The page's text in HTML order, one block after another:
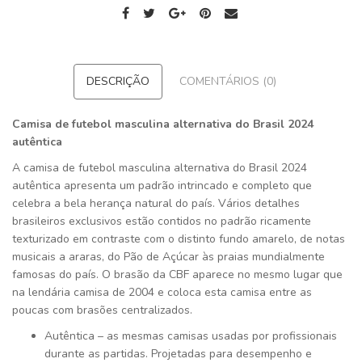
DESCRIÇÃO COMENTÁRIOS (0)
Camisa de futebol masculina alternativa do Brasil 2024
autêntica
A camisa de futebol masculina alternativa do Brasil 2024
autêntica apresenta um padrão intrincado e completo que
celebra a bela herança natural do país. Vários detalhes
brasileiros exclusivos estão contidos no padrão ricamente
texturizado em contraste com o distinto fundo amarelo, de notas
musicais a araras, do Pão de Açúcar às praias mundialmente
famosas do país. O brasão da CBF aparece no mesmo lugar que
na lendária camisa de 2004 e coloca esta camisa entre as
poucas com brasões centralizados.
Autêntica – as mesmas camisas usadas por profissionais
durante as partidas. Projetadas para desempenho e